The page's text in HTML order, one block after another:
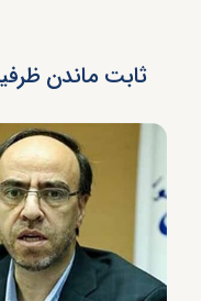
ثابت ماندن